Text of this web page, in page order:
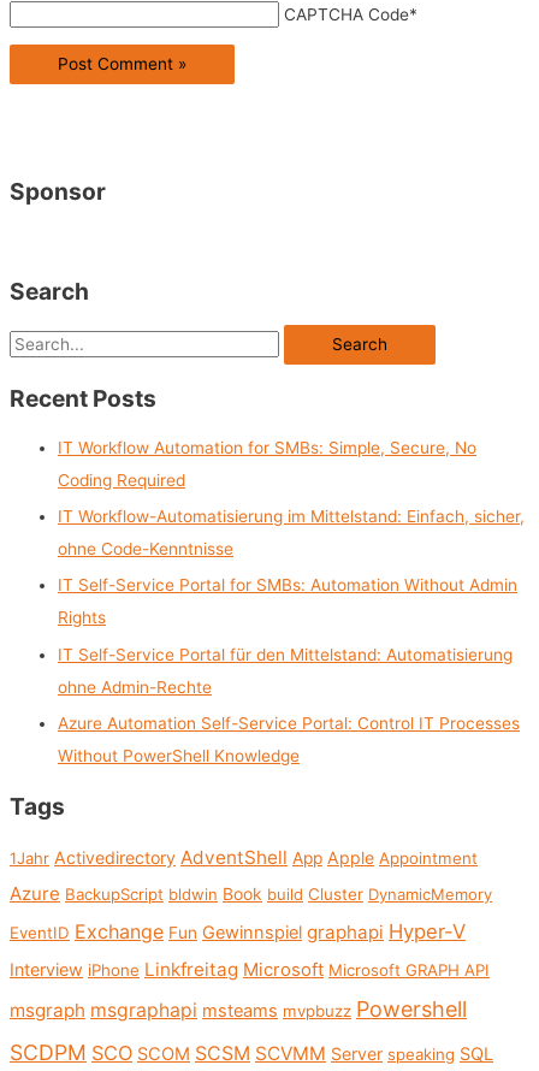
CAPTCHA Code*
Sponsor
Search
S
a
Recent Posts
IT Workflow Automation for SMBs: Simple, Secure, No
Coding Required
IT Workflow-Automatisierung im Mittelstand: Einfach, sicher,
ohne Code-Kenntnisse
IT Self-Service Portal for SMBs: Automation Without Admin
Rights
IT Self-Service Portal für den Mittelstand: Automatisierung
ohne Admin-Rechte
Azure Automation Self-Service Portal: Control IT Processes
Without PowerShell Knowledge
Tags
1Jahr Activedirectory AdventShell App Apple Appointment
Azure BackupScript bldwin Book build Cluster DynamicMemory
EventID Exchange Fun Gewinnspiel graphapi Hyper-V
Interview iPhone Linkfreitag Microsoft Microsoft GRAPH API
msgraph msgraphapi msteams mvpbuzz Powershell
SCDPM SCO SCOM SCSM SCVMM Server speaking SQL